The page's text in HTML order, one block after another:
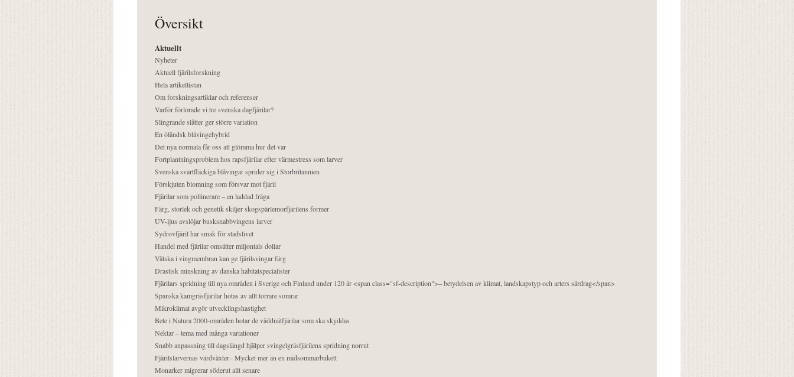
Översikt
Aktuellt
Nyheter
Aktuell fjärilsforskning
Hela artikellistan
Om forskningsartiklar och referenser
Varför förlorade vi tre svenska dagfjärilar?
Slingrande slåtter ger större variation
En öländsk blåvingehybrid
Det nya normala får oss att glömma hur det var
Fortplantningsproblem hos rapsfjärilar efter värmestress som larver
Svenska svartfläckiga blåvingar sprider sig i Storbritannien
Förskjuten blomning som försvar mot fjäril
Fjärilar som pollinerare – en laddad fråga
Färg, storlek och genetik skiljer skogspärlemorfjärilens former
UV-ljus avslöjar busksnabbvingens larver
Sydrovfjäril har smak för stadslivet
Handel med fjärilar omsätter miljontals dollar
Vätska i vingmembran kan ge fjärilsvingar färg
Drastisk minskning av danska habitatspecialister
Fjärilars spridning till nya områden i Sverige och Finland under 120 år <span class="sf-description">– betydelsen av klimat, landskapstyp och arters särdrag</span>
Spanska kamgräsfjärilar hotas av allt torrare somrar
Mikroklimat avgör utvecklingshastighet
Bete i Natura 2000-områden hotar de väddnätfjärilar som ska skyddas
Nektar – tema med många variationer
Snabb anpassning till dagslängd hjälper svingelgräsfjärilens spridning norrut
Fjärilslarvernas värdväxter– Mycket mer än en midsommarbukett
Monarker migrerar söderut allt senare